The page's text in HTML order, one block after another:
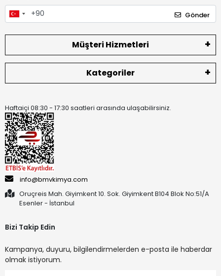
Gönder
Müşteri Hizmetleri
Kategoriler
Haftaiçi 08:30 - 17:30 saatleri arasında ulaşabilirsiniz.
info@bmvkimya.com
Oruçreis Mah. Giyimkent 10. Sok. Giyimkent B104 Blok No:51/A
Esenler - İstanbul
Bizi Takip Edin
Kampanya, duyuru, bilgilendirmelerden e-posta ile haberdar
olmak istiyorum.